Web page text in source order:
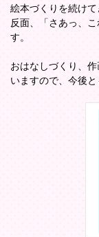
絵本づくりを続けて
反面、「さあっ、
す。
おはなしづくり、
いますので、今後と